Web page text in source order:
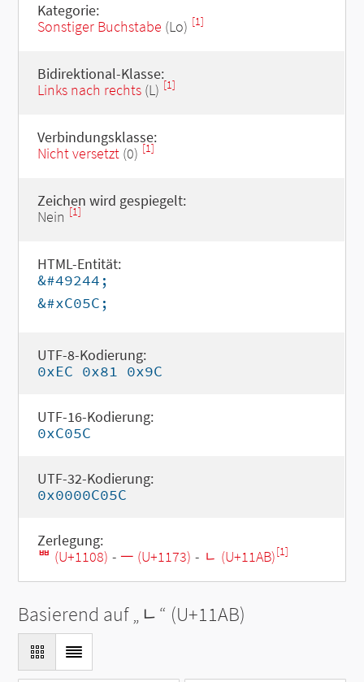
Kategorie:
Sonstiger Buchstabe (Lo) [1]
Bidirektional-Klasse:
Links nach rechts(L) [1]
Verbindungsklasse:
Nicht versetzt(0) [1]
Zeichen wird gespiegelt:
Nein [1]
HTML-Entität:
&#49244;
&#xC05C;
UTF-8-Kodierung:
0xEC 0x81 0x9C
UTF-16-Kodierung:
0xC05C
UTF-32-Kodierung:
0x0000C05C
Zerlegung:
ᄈ (U+1108) - ᅳ (U+1173) - ᆫ (U+11AB)[1]
Basierend auf „ ᆫ“ (U+11AB)